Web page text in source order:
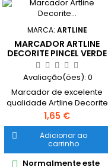
MARCA: ARTLINE
MARCADOR ARTLINE
DECORITE PINCEL VERDE
FLUORESCENTE
Avaliação(ões): 0
Marcador de excelente
qualidade Artline Decorite
Pincel Verde fluorescente.
Marcador com ponta tipo
pincel, adequado para
utilizar em múltiplas
superfícies. Excelente
Preço
1,65 €

Adicionar ao
carrinho
Normalmente este